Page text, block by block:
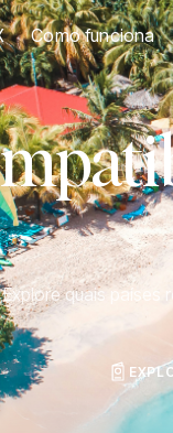
Como funciona
Explore quais